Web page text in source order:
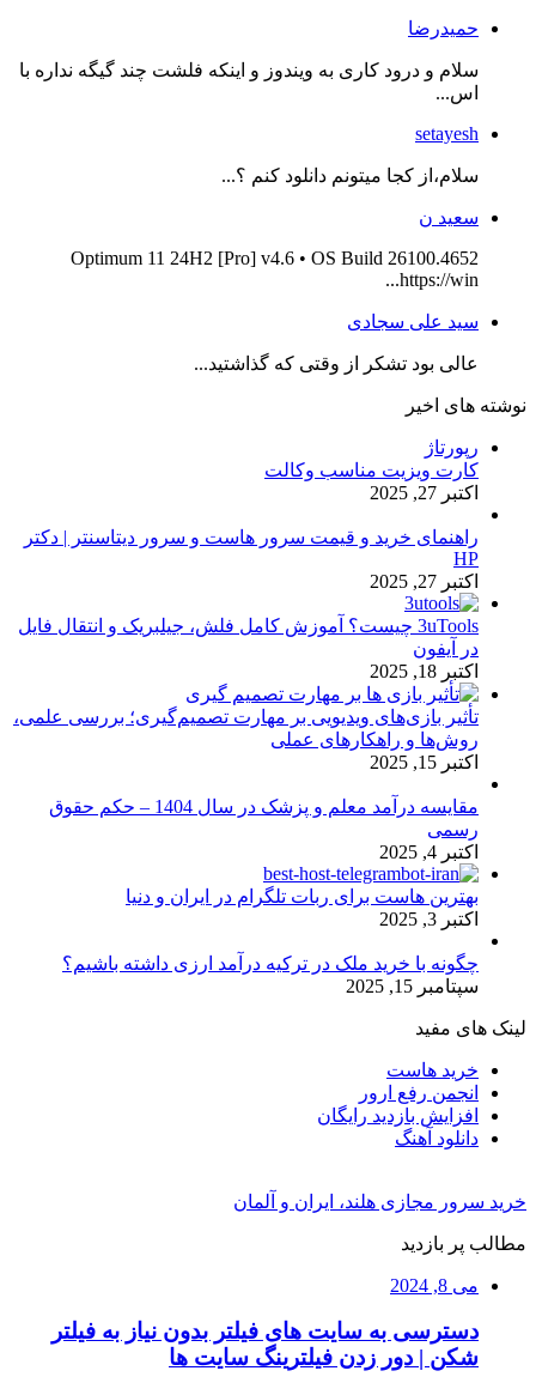
حمیدرضا
سلام و درود کاری به ویندوز و اینکه فلشت چند گیگه نداره با
اس...
setayesh
سلام،از کجا میتونم دانلود کنم ؟...
سعید ن
Optimum 11 24H2 [Pro] v4.6 • OS Build 26100.4652
https://win...
سید علی سجادی
عالی بود تشکر از وقتی که گذاشتید...
نوشته های اخیر
رپورتاژ
کارت ویزیت مناسب وکالت
اکتبر 27, 2025
راهنمای خرید و قیمت سرور هاست و سرور دیتاسنتر | دکتر
HP
اکتبر 27, 2025
3uTools چیست؟ آموزش کامل فلش، جیلبریک و انتقال فایل
در آیفون
اکتبر 18, 2025
تأثیر بازی‌های ویدیویی بر مهارت تصمیم‌گیری؛ بررسی علمی،
روش‌ها و راهکارهای عملی
اکتبر 15, 2025
مقایسه درآمد معلم و پزشک در سال 1404 – حکم حقوق
رسمی
اکتبر 4, 2025
بهترین هاست برای ربات تلگرام در ایران و دنیا
اکتبر 3, 2025
چگونه با خرید ملک در ترکیه درآمد ارزی داشته باشیم؟
سپتامبر 15, 2025
لینک های مفید
خرید هاست
انجمن رفع ارور
افزایش بازدید رایگان
دانلود آهنگ
خرید سرور مجازی هلند، ایران و آلمان
مطالب پر بازدید
می 8, 2024
دسترسی به سایت های فیلتر بدون نیاز به فیلتر
شکن | دور زدن فیلترینگ سایت ها